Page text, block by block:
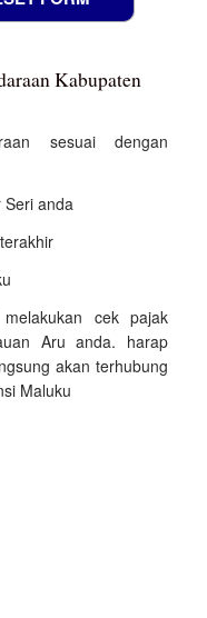
Kabupaten
sesuai dengan
Seri anda
cek pajak
Aru anda. harap
akan terhubung
Maluku